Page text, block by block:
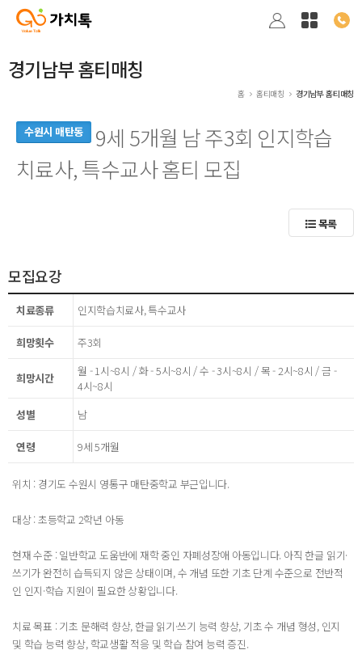
경기남부 홈티매칭
홈 홈티매칭 경기남부 홈티매칭
수원시 매탄동
9세 5개월 남 주3회 인지학습
치료사, 특수교사 홈티 모집
목록
모집요강
치료종류 인지학습치료사, 특수교사
희망횟수 주3회
희망시간
월 - 1시~8시 / 화 - 5시~8시 / 수 - 3시~8시 / 목 - 2시~8시 / 금 -
4시~8시
성별
남
연령 9세 5개월
위치 : 경기도 수원시 영통구 매탄중학교 부근입니다.
대상 : 초등학교 2학년 아동
현재 수준 : 일반학교 도움반에 재학 중인 자폐성장애 아동입니다. 아직 한글 읽기·
쓰기가 완전히 습득되지 않은 상태이며, 수 개념 또한 기초 단계 수준으로 전반적
인 인지·학습 지원이 필요한 상황입니다.
치료 목표 : 기초 문해력 향상, 한글 읽기·쓰기 능력 향상, 기초 수 개념 형성, 인지
및 학습 능력 향상, 학교생활 적응 및 학습 참여 능력 증진.